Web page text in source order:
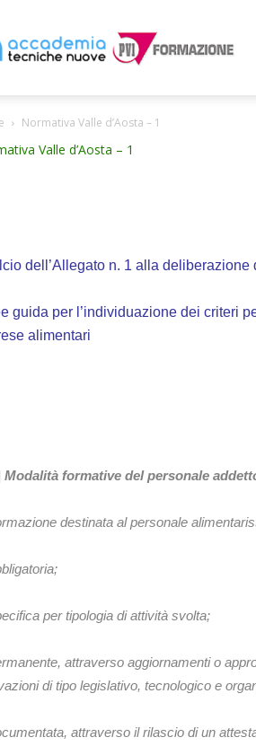
Normativa Valle d’Aosta – 1
Valle d’Aosta – 1
dell’Allegato n. 1 alla
guida per l’individuazione dei criteri
alimentari
Modalità formative del personale
destinata al personale
per tipologia di attività svolta;
attraverso aggiornamenti o
di tipo legislativo, tecnologico e
attraverso il rilascio di un